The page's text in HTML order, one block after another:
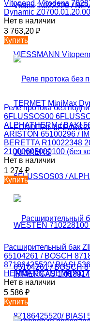
Vitopend, Vitodens
Dynamic
Нет в наличии
3 763,20 ₽
Купить
Реле протока без
6FLUSSOS00
ALPHATHERM / BAXI
ARISTON 65100296 /
BERETTA R10022348
21000605000100 (без
Нет в наличии
1 274 ₽
Купить
Расширительный бак
65104261 / BOSCH
87186425520/ BIASI
HERMANN / DEMRAD
Нет в наличии
5 586 ₽
Купить